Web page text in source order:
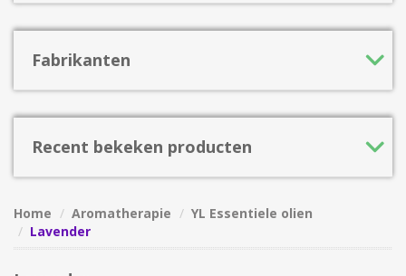
Fabrikanten
Recent bekeken producten
Home Aromatherapie
YL Essentiele olien
Lavender